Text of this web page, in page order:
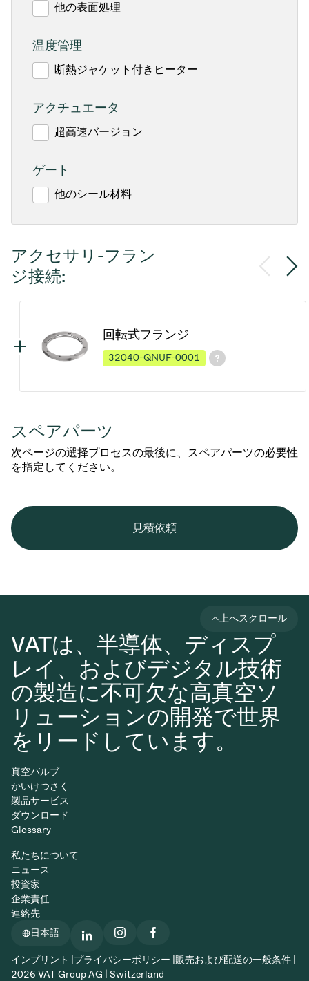
他の表面処理
温度管理
断熱ジャケット付きヒーター
アクチュエータ
超高速バージョン
ゲート
他のシール材料
アクセサリ-フラン
ジ接続:
回転式フランジ
32040-QNUF-0001
スペアパーツ
次ページの選择プロセスの最後に、スペアパーツの必要性
を指定してください。
見積依頼
VATは、半導体、ディスプ
レイ、およびデジタル技術
の製造に不可欠な高真空ソ
リューションの開発で世界
をリードしています。
上へスクロール
真空バルブ
かいけつさく
製品サービス
ダウンロード
Glossary
私たちについて
ニュース
投資家
企業責任
連絡先
日本語
インプリント | プライバシーポリシー | 販売および配送の一般条件 |
2026 VAT Group AG | Switzerland